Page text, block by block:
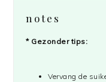
notes
* Gezonder tips:
Vervang de